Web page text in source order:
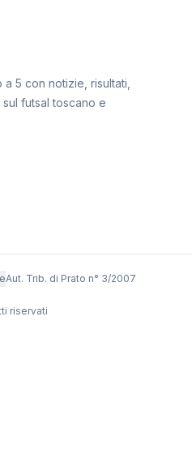
5 con notizie, risultati,
futsal toscano e
Aut. Trib. di Prato n° 3/2007
riservati